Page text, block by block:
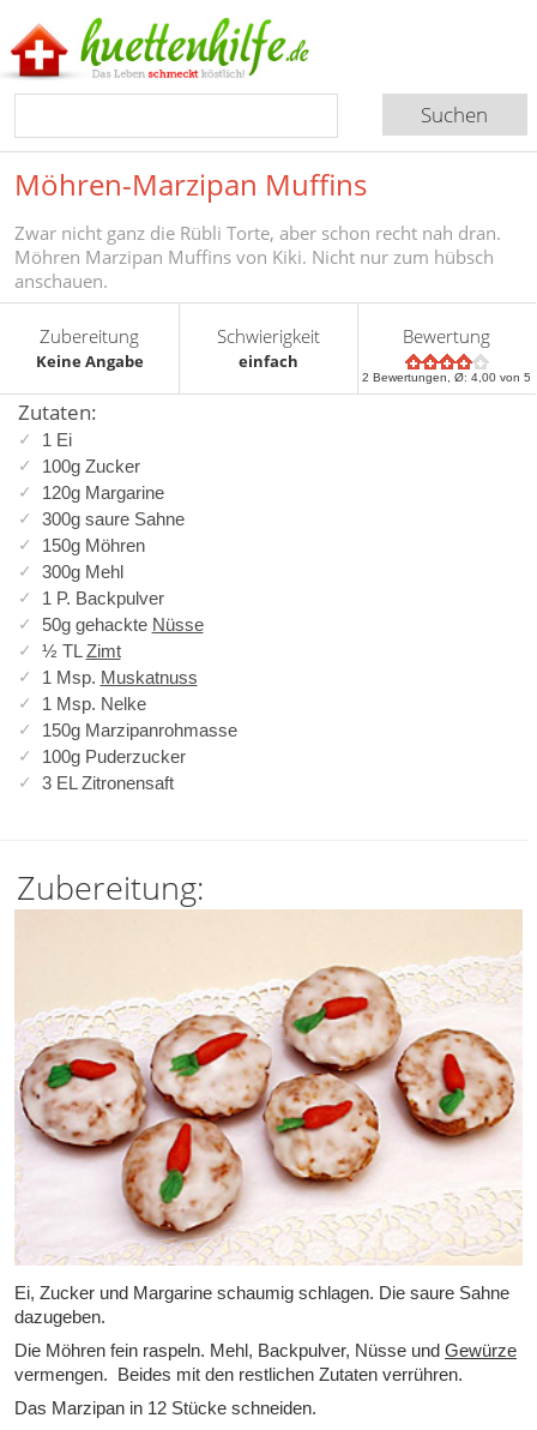
Möhren-Marzipan Muffins
Zwar nicht ganz die Rübli Torte, aber schon recht nah dran.
Möhren Marzipan Muffins von Kiki. Nicht nur zum hübsch
anschauen.
Zubereitung
Keine Angabe
Schwierigkeit
einfach
Bewertung
2 Bewertungen, Ø:4,00 von 5
Zutaten:
1 Ei
100g Zucker
120g Margarine
300g saure Sahne
150g Möhren
300g Mehl
1 P. Backpulver
50g gehackte Nüsse
½ TL Zimt
1 Msp. Muskatnuss
1 Msp. Nelke
150g Marzipanrohmasse
100g Puderzucker
3 EL Zitronensaft
Zubereitung:
Ei, Zucker und Margarine schaumig schlagen. Die saure Sahne
dazugeben.
Die Möhren fein raspeln. Mehl, Backpulver, Nüsse und Gewürze
vermengen. Beides mit den restlichen Zutaten verrühren.
Das Marzipan in 12 Stücke schneiden.